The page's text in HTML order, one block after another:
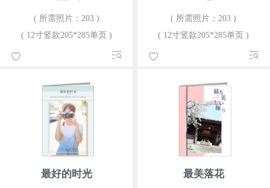
( 所需照片：203 )
( 12寸竖款205*285单页 )
( 所需照片：203 )
( 12寸竖款205*285单页 )
最好的时光 最美落花